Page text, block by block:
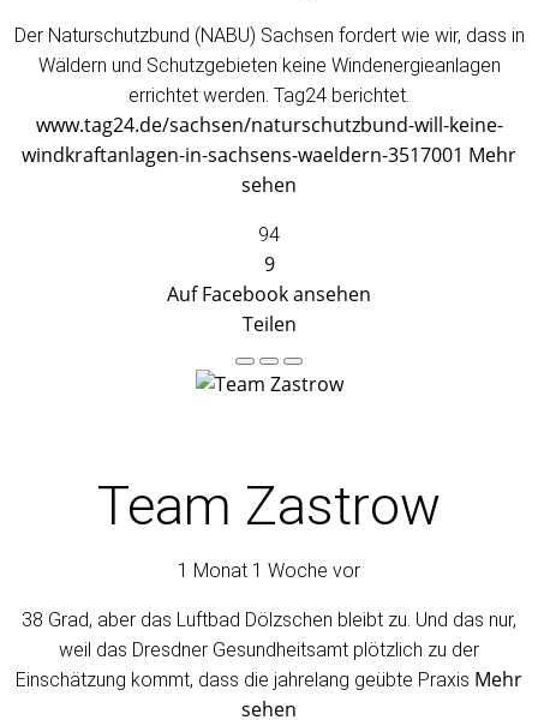
Der Naturschutzbund (NABU) Sachsen fordert wie wir, dass in
Wäldern und Schutzgebieten keine Windenergieanlagen
errichtet werden. Tag24 berichtet.
www.tag24.de/sachsen/naturschutzbund-will-keine-
windkraftanlagen-in-sachsens-waeldern-3517001 Mehr
sehen
94
9
Auf Facebook ansehen
Teilen
Team Zastrow
1 Monat 1 Woche vor
38 Grad, aber das Luftbad Dölzschen bleibt zu. Und das nur,
weil das Dresdner Gesundheitsamt plötzlich zu der
Einschätzung kommt, dass die jahrelang geübte Praxis Mehr
sehen